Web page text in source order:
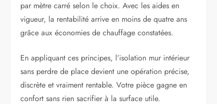
par mètre carré selon le choix. Avec les aides en
vigueur, la rentabilité arrive en moins de quatre ans
grâce aux économies de chauffage constatées.
En appliquant ces principes, l’isolation mur intérieur
sans perdre de place devient une opération précise,
discrète et vraiment rentable. Votre pièce gagne en
confort sans rien sacrifier à la surface utile.